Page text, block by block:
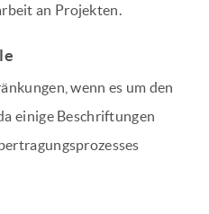
an Projekten.
wenn es um den
einige Beschriftungen